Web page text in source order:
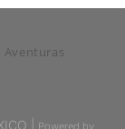
Aventuras
|
Powered by